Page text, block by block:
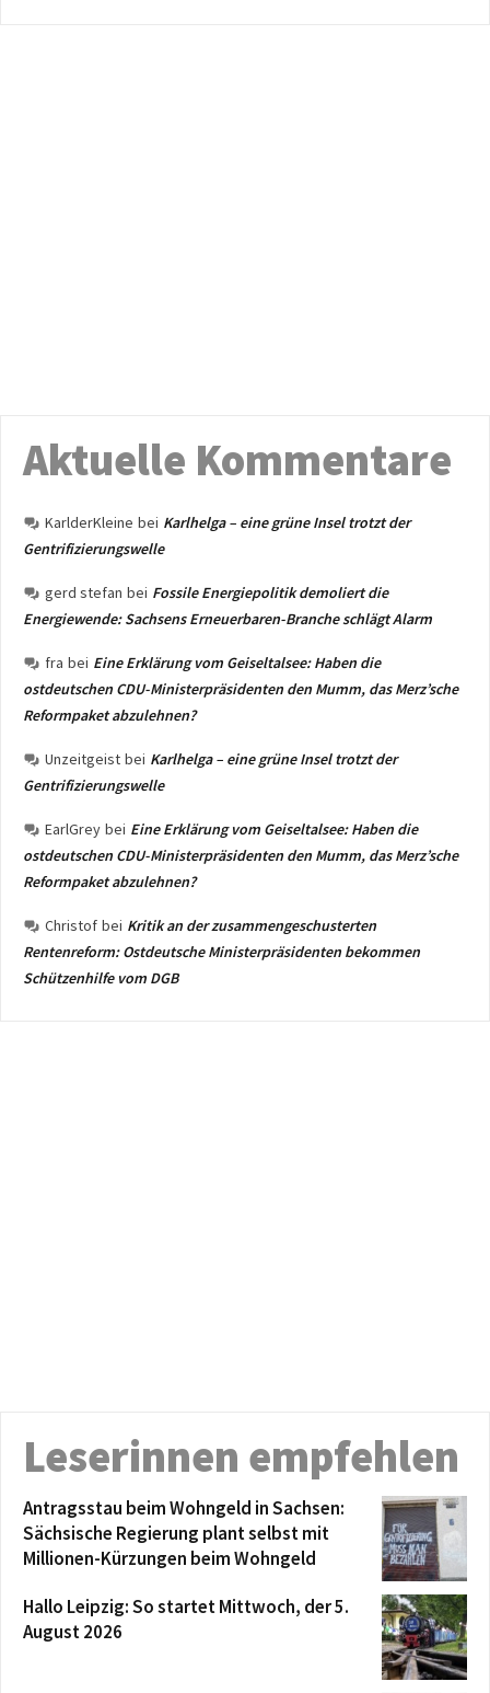
Aktuelle Kommentare
KarlderKleine bei Karlhelga – eine grüne Insel trotzt der
Gentrifizierungswelle
gerd stefan bei Fossile Energiepolitik demoliert die
Energiewende: Sachsens Erneuerbaren-Branche schlägt Alarm
fra bei Eine Erklärung vom Geiseltalsee: Haben die
ostdeutschen CDU-Ministerpräsidenten den Mumm, das Merz’sche
Reformpaket abzulehnen?
Unzeitgeist bei Karlhelga – eine grüne Insel trotzt der
Gentrifizierungswelle
EarlGrey bei Eine Erklärung vom Geiseltalsee: Haben die
ostdeutschen CDU-Ministerpräsidenten den Mumm, das Merz’sche
Reformpaket abzulehnen?
Christof bei Kritik an der zusammengeschusterten
Rentenreform: Ostdeutsche Ministerpräsidenten bekommen
Schützenhilfe vom DGB
Leserinnen empfehlen
Antragsstau beim Wohngeld in Sachsen:
Sächsische Regierung plant selbst mit
Millionen-Kürzungen beim Wohngeld
Hallo Leipzig: So startet Mittwoch, der 5.
August 2026